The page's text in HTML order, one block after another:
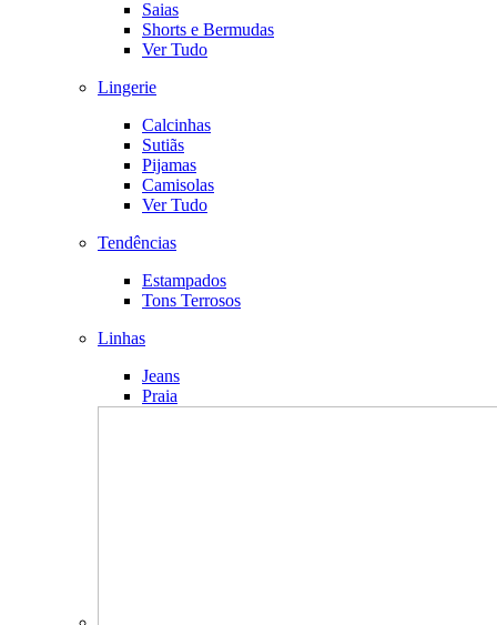
Saias
Shorts e Bermudas
Ver Tudo
Lingerie
Calcinhas
Sutiãs
Pijamas
Camisolas
Ver Tudo
Tendências
Estampados
Tons Terrosos
Linhas
Jeans
Praia